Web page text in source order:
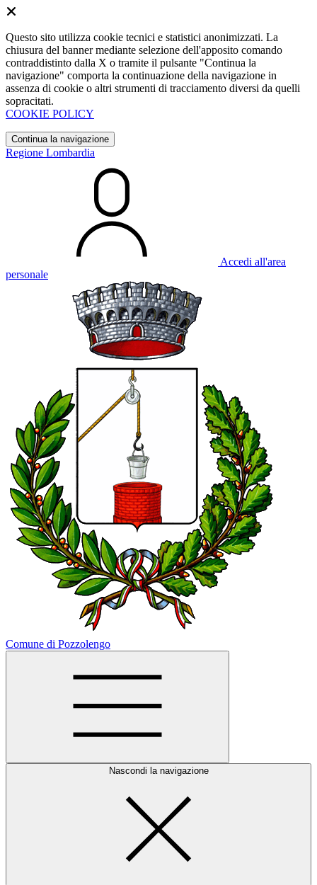
Questo sito utilizza cookie tecnici e statistici anonimizzati. La
chiusura del banner mediante selezione dell'apposito comando
contraddistinto dalla X o tramite il pulsante "Continua la
navigazione" comporta la continuazione della navigazione in
assenza di cookie o altri strumenti di tracciamento diversi da quelli
sopracitati.
COOKIE POLICY
Continua la navigazione
Regione Lombardia
Accedi all'area
personale
Comune di Pozzolengo
Nascondi la navigazione